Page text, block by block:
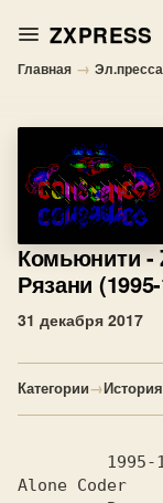
ZXPRESS
Главная → Эл.пресса
Комьюнити -
Рязани
31 декабря 2017
Категории→История
Alone Coder